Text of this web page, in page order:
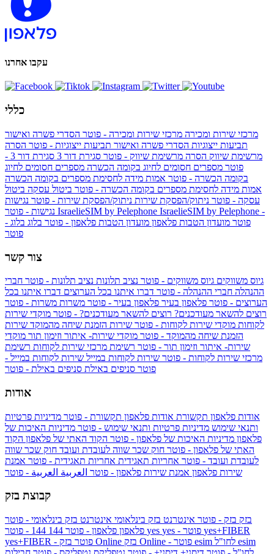
עקבו אחרנו
כללי
מרכזי שירות ומכירה מרכזי שירות ומכירה - פוטר הסדרי פשרה ואישור
תביעות ייצוגיות הסדרי פשרה ואישור תביעות ייצוגיות - פוטר הסרה
מרשימת שיווק הסרה מרשימת שיווק - פוטר סגירת דור 3
סגירת דור 3 -
פוטר מספרים חסומים לחיוג בקומה הכשרה מספרים חסומים לחיוג
בקומה הכשרה - פוטר אמות מידה לחסימת מספרים בקומה הכשרה
אמות מידה לחסימת מספרים בקומה הכשרה - פוטר ביטול עסקה ביטול
עסקה - פוטר ניתוק/הפסקת שירות ניתוק/הפסקת שירות - פוטר נגישות
IsraelieSIM by Pelephone IsraelieSIM by Pelephone -
פוטר מועדון הטבות פלאפון מועדון הטבות פלאפון - פוטר בלוג בלוג -
פוטר
צור קשר
גיוס משווקים גיוס משווקים - פוטר נציב תלונות נציב תלונות - פוטר חברי
ההנהלה חברי ההנהלה - פוטר דברו איתנו בכל הערוצים דברו איתנו בכל
הערוצים - פוטר פלאפון בעיר פלאפון בעיר - פוטר משרות משרות - פוטר
רוצים להשאר מעודכנים? רוצים להשאר מעודכנים? - פוטר מוקדי שירות
לקוחות מוקדי שירות לקוחות - פוטר שירות הזמנת שיחה מהמוקד שירות
הזמנת שיחה מהמוקד - פוטר מוקדי שירות- איתור וזימון תור מוקדי
שירות- איתור וזימון תור - פוטר רשימת מרכזי שירות לקוחות רשימת
מרכזי שירות לקוחות - פוטר שירות לקוחות במייל שירות לקוחות במייל -
פוטר סניפים באילת סניפים באילת - פוטר
אודות
אודות פלאפון תקשורת אודות פלאפון תקשורת - פוטר מדיניות פרטיות
ותנאי שימוש מדיניות פרטיות ותנאי שימוש - פוטר מדיניות האיכות של
פלאפון מדיניות האיכות של פלאפון - פוטר הקוד האתי של פלאפון הקוד
האתי של פלאפון - פוטר חוק שכר שווה לעובדת ועובד חוק שכר שווה
לעובדת ועובד - פוטר אחריות תאגידית אחריות תאגידית - פוטר אמנת
שירות פלאפון אמנת שירות פלאפון - פוטר العربية العربية - פוטר
קבוצת בזק
בזק בזק - פוטר אינטרנט בזק בינלאומי אינטרנט בזק בינלאומי - פוטר
פלאפון פלאפון - פוטר 144 yes
yes+FIBER
yes+FIBER - פוטר בזק Online
esim